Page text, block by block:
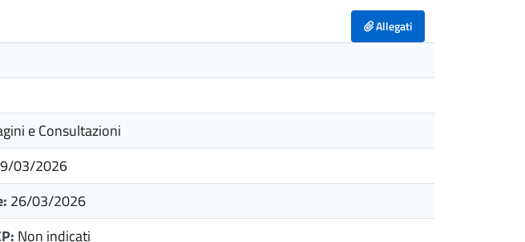
Allegati
e Consultazioni
03/2026
26/03/2026
Non indicati